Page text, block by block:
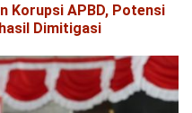
Korupsi APBD, Potensi
Dimitigasi